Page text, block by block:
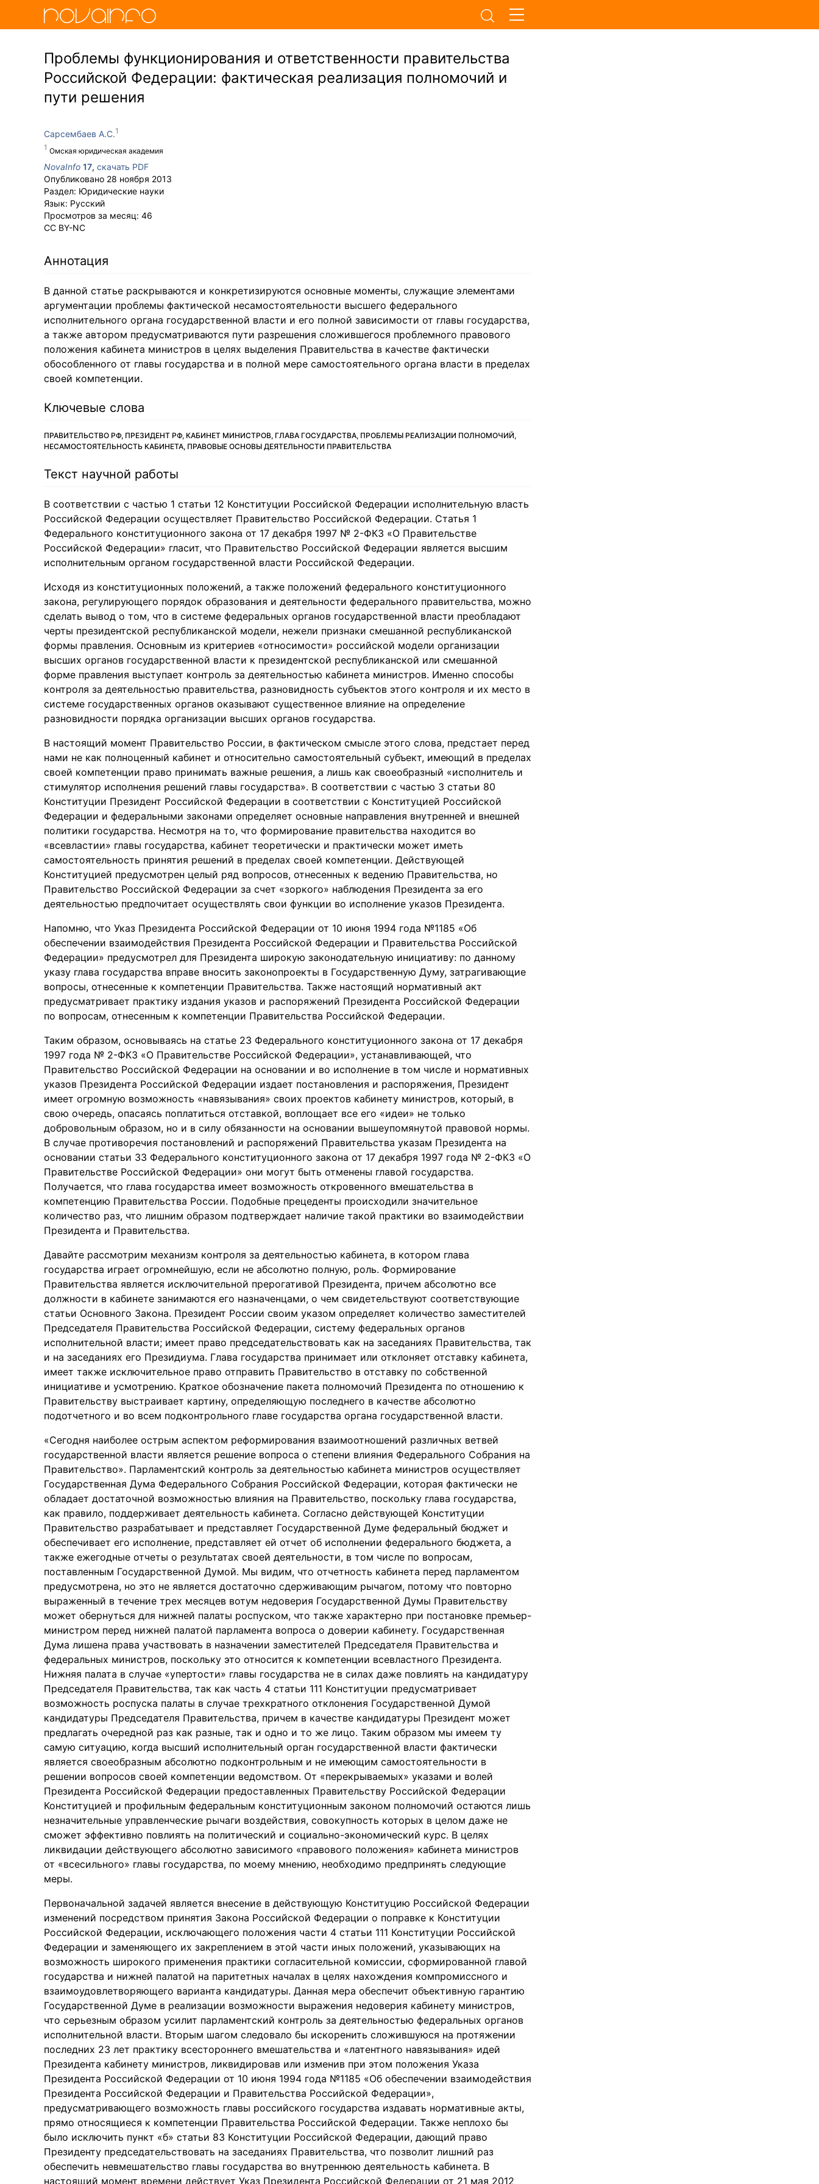
Проблемы функционирования и ответственности правительства
Российской Федерации: фактическая реализация полномочий и
пути решения
Сарсембаев А.С.
Омская юридическая академия
NovaInfo 17, скачать PDF
Опубликовано 28 ноября 2013
Раздел: Юридические науки
Язык: Русский
Просмотров за месяц: 46
CC BY-NC
Аннотация
В данной статье раскрываются и конкретизируются основные моменты, служащие элементами
аргументации проблемы фактической несамостоятельности высшего федерального
исполнительного органа государственной власти и его полной зависимости от главы государства,
а также автором предусматриваются пути разрешения сложившегося проблемного правового
положения кабинета министров в целях выделения Правительства в качестве фактически
обособленного от главы государства и в полной мере самостоятельного органа власти в пределах
своей компетенции.
Ключевые слова
ПРАВИТЕЛЬСТВО РФ, ПРЕЗИДЕНТ РФ, КАБИНЕТ МИНИСТРОВ, ГЛАВА ГОСУДАРСТВА, ПРОБЛЕМЫ РЕАЛИЗАЦИИ ПОЛНОМОЧИЙ,
НЕСАМОСТОЯТЕЛЬНОСТЬ КАБИНЕТА, ПРАВОВЫЕ ОСНОВЫ ДЕЯТЕЛЬНОСТИ ПРАВИТЕЛЬСТВА
Текст научной работы
В соответствии с частью 1 статьи 12 Конституции Российской Федерации исполнительную власть
Российской Федерации осуществляет Правительство Российской Федерации. Статья 1
Федерального конституционного закона от 17 декабря 1997 № 2-ФКЗ «О Правительстве
Российской Федерации» гласит, что Правительство Российской Федерации является высшим
исполнительным органом государственной власти Российской Федерации.
Исходя из конституционных положений, а также положений федерального конституционного
закона, регулирующего порядок образования и деятельности федерального правительства, можно
сделать вывод о том, что в системе федеральных органов государственной власти преобладают
черты президентской республиканской модели, нежели признаки смешанной республиканской
формы правления. Основным из критериев «относимости» российской модели организации
высших органов государственной власти к президентской республиканской или смешанной
форме правления выступает контроль за деятельностью кабинета министров. Именно способы
контроля за деятельностью правительства, разновидность субъектов этого контроля и их место в
системе государственных органов оказывают существенное влияние на определение
разновидности порядка организации высших органов государства.
В настоящий момент Правительство России, в фактическом смысле этого слова, предстает перед
нами не как полноценный кабинет и относительно самостоятельный субъект, имеющий в пределах
своей компетенции право принимать важные решения, а лишь как своеобразный «исполнитель и
стимулятор исполнения решений главы государства». В соответствии с частью 3 статьи 80
Конституции Президент Российской Федерации в соответствии с Конституцией Российской
Федерации и федеральными законами определяет основные направления внутренней и внешней
политики государства. Несмотря на то, что формирование правительства находится во
«всевластии» главы государства, кабинет теоретически и практически может иметь
самостоятельность принятия решений в пределах своей компетенции. Действующей
Конституцией предусмотрен целый ряд вопросов, отнесенных к ведению Правительства, но
Правительство Российской Федерации за счет «зоркого» наблюдения Президента за его
деятельностью предпочитает осуществлять свои функции во исполнение указов Президента.
Напомню, что Указ Президента Российской Федерации от 10 июня 1994 года №1185 «Об
обеспечении взаимодействия Президента Российской Федерации и Правительства Российской
Федерации» предусмотрел для Президента широкую законодательную инициативу: по данному
указу глава государства вправе вносить законопроекты в Государственную Думу, затрагивающие
вопросы, отнесенные к компетенции Правительства. Также настоящий нормативный акт
предусматривает практику издания указов и распоряжений Президента Российской Федерации
по вопросам, отнесенным к компетенции Правительства Российской Федерации.
Таким образом, основываясь на статье 23 Федерального конституционного закона от 17 декабря
1997 года № 2-ФКЗ «О Правительстве Российской Федерации», устанавливающей, что
Правительство Российской Федерации на основании и во исполнение в том числе и нормативных
указов Президента Российской Федерации издает постановления и распоряжения, Президент
имеет огромную возможность «навязывания» своих проектов кабинету министров, который, в
свою очередь, опасаясь поплатиться отставкой, воплощает все его «идеи» не только
добровольным образом, но и в силу обязанности на основании вышеупомянутой правовой нормы.
В случае противоречия постановлений и распоряжений Правительства указам Президента на
основании статьи 33 Федерального конституционного закона от 17 декабря 1997 года № 2-ФКЗ «О
Правительстве Российской Федерации» они могут быть отменены главой государства.
Получается, что глава государства имеет возможность откровенного вмешательства в
компетенцию Правительства России. Подобные прецеденты происходили значительное
количество раз, что лишним образом подтверждает наличие такой практики во взаимодействии
Президента и Правительства.
Давайте рассмотрим механизм контроля за деятельностью кабинета, в котором глава
государства играет огромнейшую, если не абсолютно полную, роль. Формирование
Правительства является исключительной прерогативой Президента, причем абсолютно все
должности в кабинете занимаются его назначенцами, о чем свидетельствуют соответствующие
статьи Основного Закона. Президент России своим указом определяет количество заместителей
Председателя Правительства Российской Федерации, систему федеральных органов
исполнительной власти; имеет право председательствовать как на заседаниях Правительства, так
и на заседаниях его Президиума. Глава государства принимает или отклоняет отставку кабинета,
имеет также исключительное право отправить Правительство в отставку по собственной
инициативе и усмотрению. Краткое обозначение пакета полномочий Президента по отношению к
Правительству выстраивает картину, определяющую последнего в качестве абсолютно
подотчетного и во всем подконтрольного главе государства органа государственной власти.
«Сегодня наиболее острым аспектом реформирования взаимоотношений различных ветвей
государственной власти является решение вопроса о степени влияния Федерального Собрания на
Правительство». Парламентский контроль за деятельностью кабинета министров осуществляет
Государственная Дума Федерального Собрания Российской Федерации, которая фактически не
обладает достаточной возможностью влияния на Правительство, поскольку глава государства,
как правило, поддерживает деятельность кабинета. Согласно действующей Конституции
Правительство разрабатывает и представляет Государственной Думе федеральный бюджет и
обеспечивает его исполнение, представляет ей отчет об исполнении федерального бюджета, а
также ежегодные отчеты о результатах своей деятельности, в том числе по вопросам,
поставленным Государственной Думой. Мы видим, что отчетность кабинета перед парламентом
предусмотрена, но это не является достаточно сдерживающим рычагом, потому что повторно
выраженный в течение трех месяцев вотум недоверия Государственной Думы Правительству
может обернуться для нижней палаты роспуском, что также характерно при постановке премьер-
министром перед нижней палатой парламента вопроса о доверии кабинету. Государственная
Дума лишена права участвовать в назначении заместителей Председателя Правительства и
федеральных министров, поскольку это относится к компетенции всевластного Президента.
Нижняя палата в случае «упертости» главы государства не в силах даже повлиять на кандидатуру
Председателя Правительства, так как часть 4 статьи 111 Конституции предусматривает
возможность роспуска палаты в случае трехкратного отклонения Государственной Думой
кандидатуры Председателя Правительства, причем в качестве кандидатуры Президент может
предлагать очередной раз как разные, так и одно и то же лицо. Таким образом мы имеем ту
самую ситуацию, когда высший исполнительный орган государственной власти фактически
является своеобразным абсолютно подконтрольным и не имеющим самостоятельности в
решении вопросов своей компетенции ведомством. От «перекрываемых» указами и волей
Президента Российской Федерации предоставленных Правительству Российской Федерации
Конституцией и профильным федеральным конституционным законом полномочий остаются лишь
незначительные управленческие рычаги воздействия, совокупность которых в целом даже не
сможет эффективно повлиять на политический и социально-экономический курс. В целях
ликвидации действующего абсолютно зависимого «правового положения» кабинета министров
от «всесильного» главы государства, по моему мнению, необходимо предпринять следующие
меры.
Первоначальной задачей является внесение в действующую Конституцию Российской Федерации
изменений посредством принятия Закона Российской Федерации о поправке к Конституции
Российской Федерации, исключающего положения части 4 статьи 111 Конституции Российской
Федерации и заменяющего их закреплением в этой части иных положений, указывающих на
возможность широкого применения практики согласительной комиссии, сформированной главой
государства и нижней палатой на паритетных началах в целях нахождения компромиссного и
взаимоудовлетворяющего варианта кандидатуры. Данная мера обеспечит объективную гарантию
Государственной Думе в реализации возможности выражения недоверия кабинету министров,
что серьезным образом усилит парламентский контроль за деятельностью федеральных органов
исполнительной власти. Вторым шагом следовало бы искоренить сложившуюся на протяжении
последних 23 лет практику всестороннего вмешательства и «латентного навязывания» идей
Президента кабинету министров, ликвидировав или изменив при этом положения Указа
Президента Российской Федерации от 10 июня 1994 года №1185 «Об обеспечении взаимодействия
Президента Российской Федерации и Правительства Российской Федерации»,
предусматривающего возможность главы российского государства издавать нормативные акты,
прямо относящиеся к компетенции Правительства Российской Федерации. Также неплохо бы
было исключить пункт «б» статьи 83 Конституции Российской Федерации, дающий право
Президенту председательствовать на заседаниях Правительства, что позволит лишний раз
обеспечить невмешательство главы государства во внутреннюю деятельность кабинета. В
настоящий момент времени действует Указ Президента Российской Федерации от 21 мая 2012